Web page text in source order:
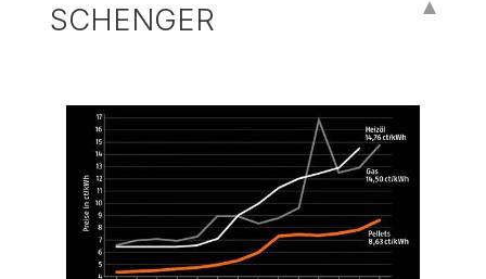
SCHENGER